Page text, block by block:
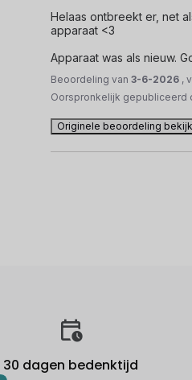
Helaas ontbreekt er, net
apparaat <3
Apparaat was als nieuw.
Beoordeling van3-6-2026 ,
Oorspronkelijk gepubliceerd
Originele beoordeling
30 dagen bedenktijd